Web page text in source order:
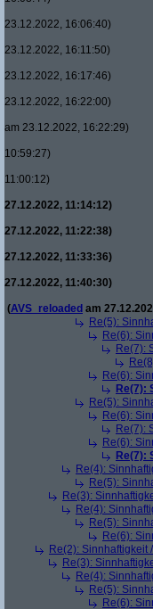
23.12.2022, 16:06:40)
23.12.2022, 16:11:50)
23.12.2022, 16:17:46)
23.12.2022, 16:22:00)
am 23.12.2022, 16:22:29)
10:59:27)
11:00:12)
27.12.2022, 11:14:12)
27.12.2022, 11:22:38)
27.12.2022, 11:33:36)
27.12.2022, 11:40:30)
(AVS_reloaded am
Re(5):
Re(6):
Re(7):
Re(6):
Re(7):
Re(5):
Re(6):
Re(7):
Re(6):
Re(7):
Re(4):
Re(5):
Re(3):
Re(4):
Re(5):
Re(6):
Re(2): Sinnhaftigkeit
Re(3):
Re(4):
Re(5):
Re(6):